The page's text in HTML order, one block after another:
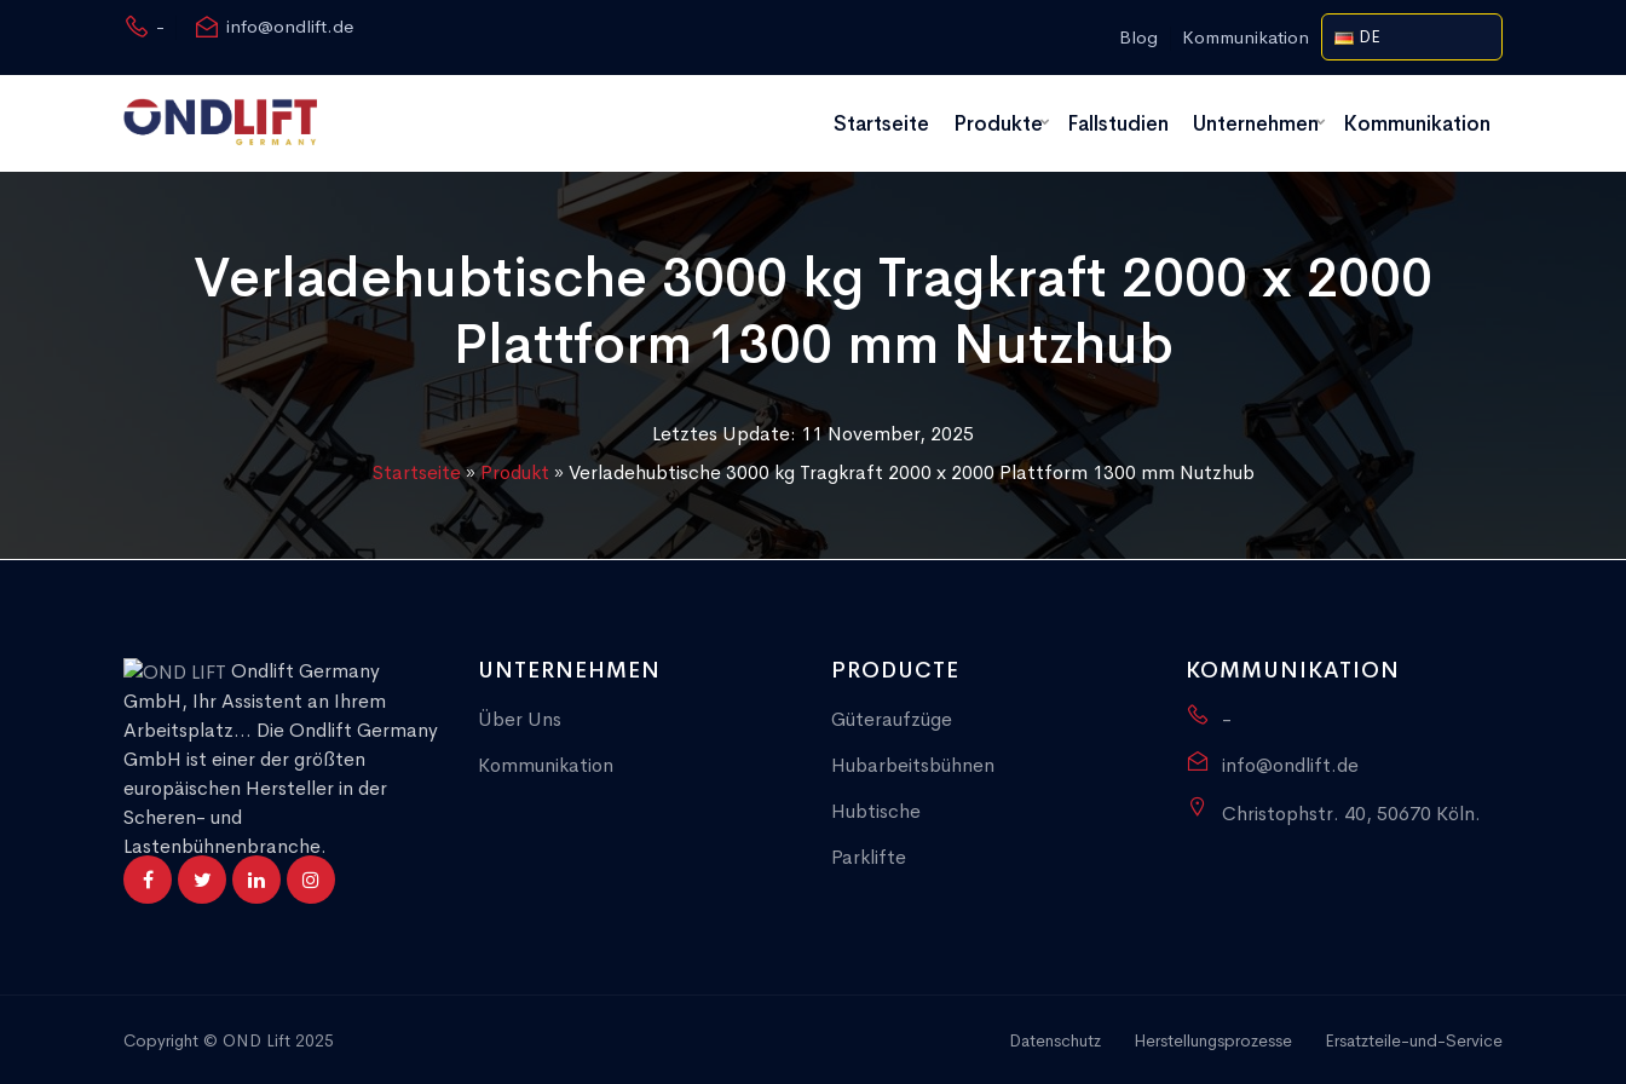
- info@ondlift.de Blog Kommunikation DE
Startseite Produkte Fallstudien Unternehmen Kommunikation
Verladehubtische 3000 kg Tragkraft 2000 x 2000
Plattform 1300 mm Nutzhub
Letztes Update: 11 November, 2025
Startseite»Produkt » Verladehubtische 3000 kg Tragkraft 2000 x 2000 Plattform 1300 mm Nutzhub
Ondlift Germany
GmbH, Ihr Assistent an Ihrem
Arbeitsplatz... Die Ondlift Germany
GmbH ist einer der größten
europäischen Hersteller in der
Scheren- und
Lastenbühnenbranche.
UNTERNEHMEN
Über Uns
Kommunikation
PRODUCTE
Güteraufzüge
Hubarbeitsbühnen
Hubtische
Parklifte
KOMMUNIKATION
-
info@ondlift.de
Christophstr. 40, 50670 Köln.
Copyright © OND Lift 2025 Datenschutz Herstellungsprozesse Ersatzteile-und-Service